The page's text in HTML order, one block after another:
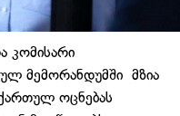
კომისარი
მემორანდუმში მზია
ოცნებას